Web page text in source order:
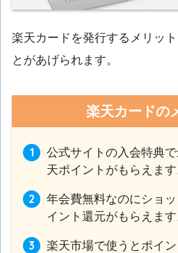
楽天カードを発行するメリッ
とがあげられます。
楽天カードの
公式サイトの入会特典
天ポイントがもらえます
年会費無料なのにショ
イント還元がもらえます
楽天市場で使うとポイ